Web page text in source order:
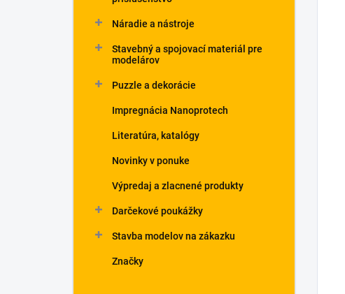
Náradie a nástroje
Stavebný a spojovací materiál pre
modelárov
Puzzle a dekorácie
Impregnácia Nanoprotech
Literatúra, katalógy
Novinky v ponuke
Výpredaj a zlacnené produkty
Darčekové poukážky
Stavba modelov na zákazku
Značky